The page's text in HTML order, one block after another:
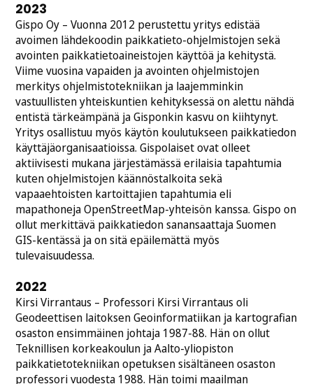
2023
Gispo Oy – Vuonna 2012 perustettu yritys edistää
avoimen lähdekoodin paikkatieto-ohjelmistojen sekä
avointen paikkatietoaineistojen käyttöä ja kehitystä.
Viime vuosina vapaiden ja avointen ohjelmistojen
merkitys ohjelmistotekniikan ja laajemminkin
vastuullisten yhteiskuntien kehityksessä on alettu nähdä
entistä tärkeämpänä ja Gisponkin kasvu on kiihtynyt.
Yritys osallistuu myös käytön koulutukseen paikkatiedon
käyttäjäorganisaatioissa. Gispolaiset ovat olleet
aktiivisesti mukana järjestämässä erilaisia tapahtumia
kuten ohjelmistojen käännöstalkoita sekä
vapaaehtoisten kartoittajien tapahtumia eli
mapathoneja OpenStreetMap-yhteisön kanssa. Gispo on
ollut merkittävä paikkatiedon sanansaattaja Suomen
GIS-kentässä ja on sitä epäilemättä myös
tulevaisuudessa.
2022
Kirsi Virrantaus – Professori Kirsi Virrantaus oli
Geodeettisen laitoksen Geoinformatiikan ja kartografian
osaston ensimmäinen johtaja 1987-88. Hän on ollut
Teknillisen korkeakoulun ja Aalto-yliopiston
paikkatietotekniikan opetuksen sisältäneen osaston
professori vuodesta 1988. Hän toimi maailman